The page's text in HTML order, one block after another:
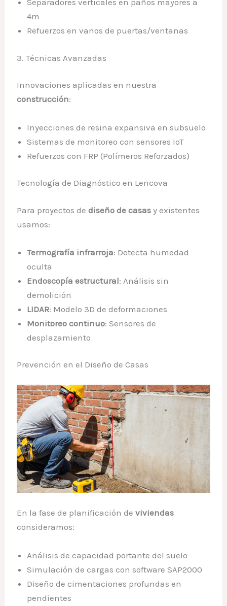
Separadores verticales en paños mayores a
4m
Refuerzos en vanos de puertas/ventanas
3. Técnicas Avanzadas
Innovaciones aplicadas en nuestra
construcción:
Inyecciones de resina expansiva en subsuelo
Sistemas de monitoreo con sensores IoT
Refuerzos con FRP (Polímeros Reforzados)
Tecnología de Diagnóstico en Lencova
Para proyectos dediseño de casas y existentes
usamos:
Termografía infrarroja: Detecta humedad
oculta
Endoscopía estructural: Análisis sin
demolición
LIDAR: Modelo 3D de deformaciones
Monitoreo continuo: Sensores de
desplazamiento
Prevención en el Diseño de Casas
En la fase de planificación deviviendas
consideramos:
Análisis de capacidad portante del suelo
Simulación de cargas con software SAP2000
Diseño de cimentaciones profundas en
pendientes